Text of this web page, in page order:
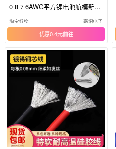
0 8 7 6AWG平方锂电池航模新能
源
淘宝好物 嘉熠电子
优惠0.4元